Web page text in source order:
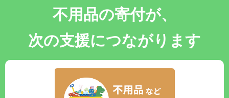
不用品の寄付が、
次の支援につながります